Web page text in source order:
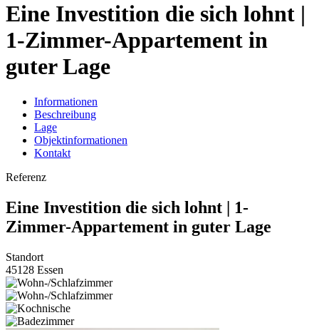
Eine Investition die sich lohnt |
1-Zimmer-Appartement in
guter Lage
Informationen
Beschreibung
Lage
Objektinformationen
Kontakt
Referenz
Eine Investition die sich lohnt | 1-
Zimmer-Appartement in guter Lage
Standort
45128 Essen